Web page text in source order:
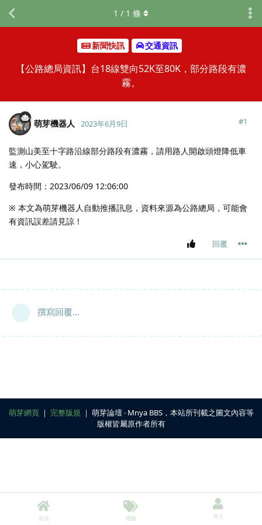
新聞快訊 交通資訊
【公路總局資訊】台18線雙向52K至80K，部分路段有濃
霧。
1 / 1 條
萌芽機器人 2023年6月9日 #1
監測山美至十字路沿線部分路段有濃霧，請用路人開啟頭燈降低車
速，小心駕駛。
發布時間：2023/06/09 12:06:00
※ 本文為萌芽機器人自動推播訊息，資料來源為公路總局，可能會
有資訊誤差請見諒！
回覆
撰寫回覆...
萌芽網頁｜ 完整版規 ｜ 萌芽論壇 ‧ Mnya BBS，本站所刊載之圖文內容等
版權皆屬原作者所有
首頁 標籤 登入